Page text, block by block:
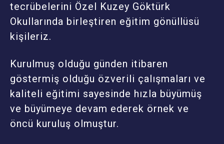
tecrübelerini Özel Kuzey Göktürk
Okullarında birleştiren eğitim gönüllüsü
kişileriz.
Kurulmuş olduğu günden itibaren
göstermiş olduğu özverili çalışmaları ve
kaliteli eğitimi sayesinde hızla büyümüş
ve büyümeye devam ederek örnek ve
öncü kuruluş olmuştur.